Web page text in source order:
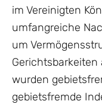
im Vereinigten
umfangreiche
um
wurden
gebietsfremde